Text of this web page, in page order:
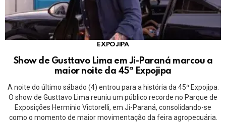
EXPOJIPA
Show de Gusttavo Lima em Ji-Paraná marcou a
maior noite da 45ª Expojipa
A noite do último sábado (4) entrou para a história da 45ª Expojipa.
O show de Gusttavo Lima reuniu um público recorde no Parque de
Exposições Hermínio Victorelli, em Ji-Paraná, consolidando-se
como o momento de maior movimentação da feira agropecuária.